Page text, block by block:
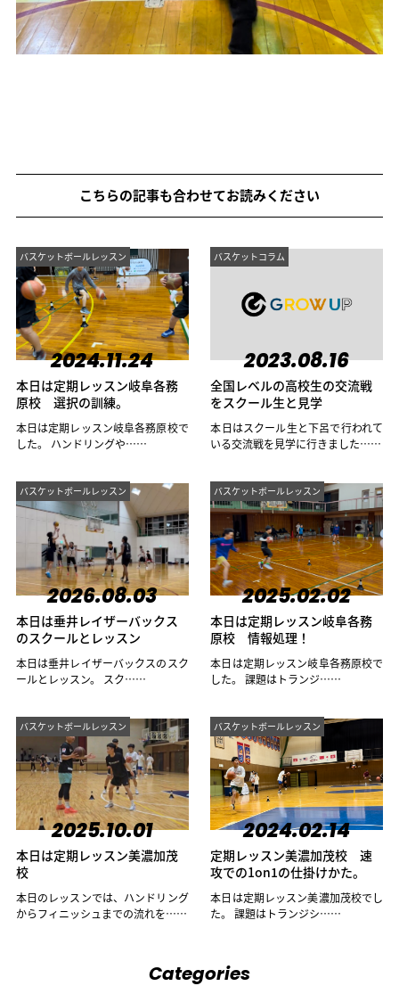
こちらの記事も合わせてお読みください
バスケットボールレッスン
2024.11.24
本日は定期レッスン岐阜各務
原校 選択の訓練。
本日は定期レッスン岐阜各務原校で
した。 ハンドリングや……
バスケットコラム
2023.08.16
全国レベルの高校生の交流戦
をスクール生と見学
本日はスクール生と下呂で行われて
いる交流戦を見学に行きました……
バスケットボールレッスン
2026.08.03
本日は垂井レイザーバックス
のスクールとレッスン
本日は垂井レイザーバックスのスク
ールとレッスン。 スク……
バスケットボールレッスン
2025.02.02
本日は定期レッスン岐阜各務
原校 情報処理！
本日は定期レッスン岐阜各務原校で
した。 課題はトランジ……
バスケットボールレッスン
2025.10.01
本日は定期レッスン美濃加茂
校
本日のレッスンでは、ハンドリング
からフィニッシュまでの流れを……
バスケットボールレッスン
2024.02.14
定期レッスン美濃加茂校 速
攻での1on1の仕掛けかた。
本日は定期レッスン美濃加茂校でし
た。 課題はトランジシ……
Categories